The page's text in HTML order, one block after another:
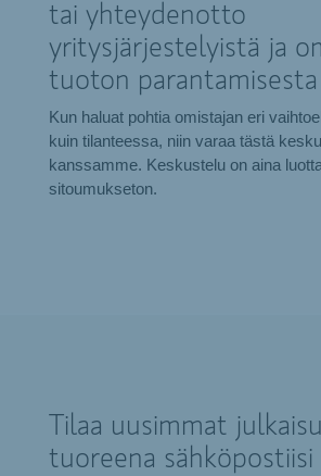
tai yhteydenotto
yritysjärjestelyistä ja
tuoton
Kun haluat pohtia omistajan eri
kuin tilanteessa, niin varaa tästä
kanssamme. Keskustelu on aina
sitoumukseton.
Tilaa uusimmat
tuoreena sähköpostiisi